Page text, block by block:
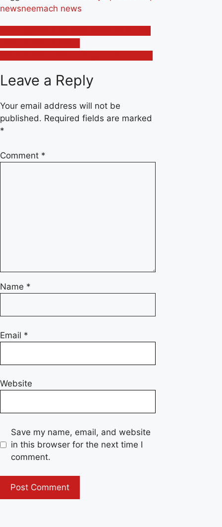
newsneemach news
Post
navigation
Leave a Reply
Your email address will not be
published. Required fields are marked
*
Comment *
Name *
Email *
Website
Save my name, email, and website
in this browser for the next time I
comment.